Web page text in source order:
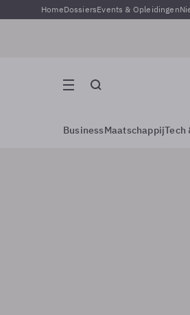
HomeDossiersEvents & Opleidingen
BusinessMaatschappijTech